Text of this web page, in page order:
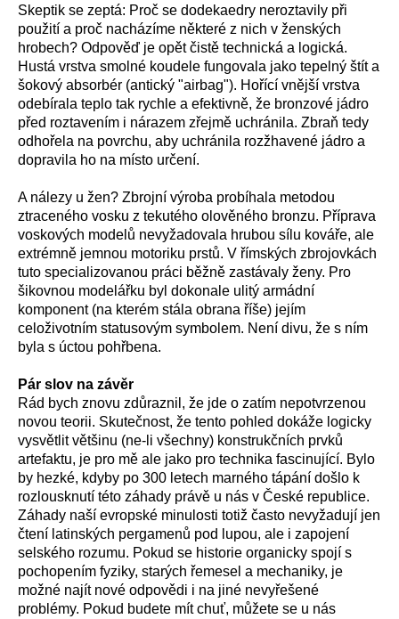
Skeptik se zeptá: Proč se dodekaedry neroztavily při
použití a proč nacházíme některé z nich v ženských
hrobech? Odpověď je opět čistě technická a logická.
Hustá vrstva smolné koudele fungovala jako tepelný štít a
šokový absorbér (antický "airbag"). Hořící vnější vrstva
odebírala teplo tak rychle a efektivně, že bronzové jádro
před roztavením i nárazem zřejmě uchránila. Zbraň tedy
odhořela na povrchu, aby uchránila rozžhavené jádro a
dopravila ho na místo určení.
A nálezy u žen? Zbrojní výroba probíhala metodou
ztraceného vosku z tekutého olověného bronzu. Příprava
voskových modelů nevyžadovala hrubou sílu kováře, ale
extrémně jemnou motoriku prstů. V římských zbrojovkách
tuto specializovanou práci běžně zastávaly ženy. Pro
šikovnou modelářku byl dokonale ulitý armádní
komponent (na kterém stála obrana říše) jejím
celoživotním statusovým symbolem. Není divu, že s ním
byla s úctou pohřbena.
Pár slov na závěr
Rád bych znovu zdůraznil, že jde o zatím nepotvrzenou
novou teorii. Skutečnost, že tento pohled dokáže logicky
vysvětlit většinu (ne-li všechny) konstrukčních prvků
artefaktu, je pro mě ale jako pro technika fascinující. Bylo
by hezké, kdyby po 300 letech marného tápání došlo k
rozlousknutí této záhady právě u nás v České republice.
Záhady naší evropské minulosti totiž často nevyžadují jen
čtení latinských pergamenů pod lupou, ale i zapojení
selského rozumu. Pokud se historie organicky spojí s
pochopením fyziky, starých řemesel a mechaniky, je
možné najít nové odpovědi i na jiné nevyřešené
problémy. Pokud budete mít chuť, můžete se u nás